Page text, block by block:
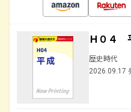
Ｈ０４
歴史時代
2026.09.17